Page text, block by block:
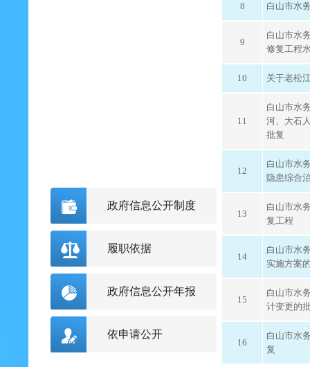
8 白山市水
9
白山市水
修复工程
10 关于老松
11
白山市水
河、大石
批复
12
白山市水
隐患综合
13
白山市水
复工程
14
白山市水
实施方案
15
白山市水
计变更的
16
白山市水
复
政府信息公开制度
履职依据
政府信息公开年报
依申请公开